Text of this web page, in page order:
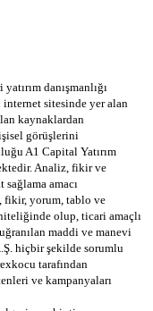
danışmanlığı
sitesinde yer alan
kaynaklardan
görüşlerini
A1 Capital Yatırım
Analiz, fikir ve
amacı
fikir, yorum, tablo ve
olup, ticari amaçlı
maddi ve manevi
hiçbir şekilde sorumlu
tarafından
ve kampanyaları